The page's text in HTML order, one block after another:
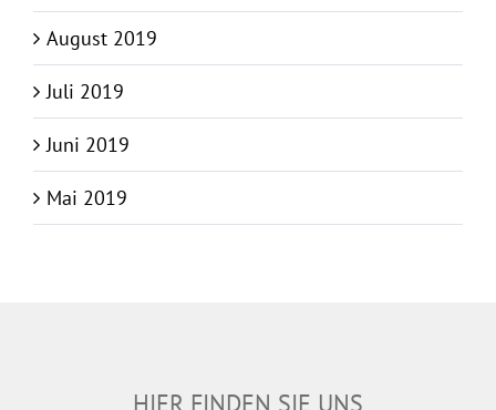
August 2019
Juli 2019
Juni 2019
Mai 2019
HIER FINDEN SIE UNS